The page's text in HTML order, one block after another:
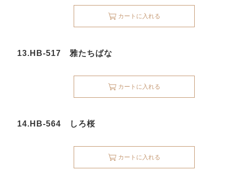
カートに入れる
13.HB-517 雅たちばな
カートに入れる
14.HB-564 しろ桜
カートに入れる